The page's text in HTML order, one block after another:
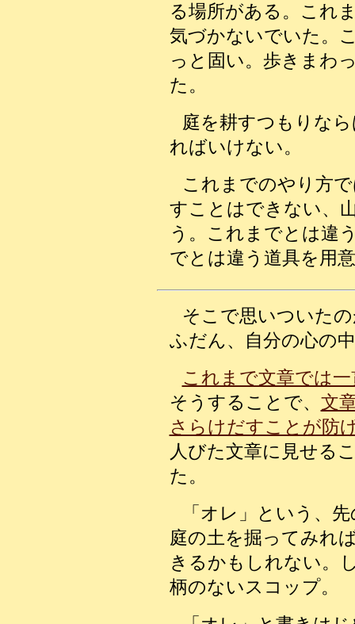
る場所がある。これ
気づかないでいた。
っと固い。歩きまわ
た。
庭を耕すつもりな
ればいけない。
これまでのやり方
すことはできない、
う。これまでとは違
でとは違う道具を用
そこで思いついた
ふだん、自分の心の
これまで文章では
そうすることで、 文
さらけだすことが防
人びた文章に見せる
た。
「オレ」という、
庭の土を掘ってみれ
きるかもしれない。
柄のないスコップ。